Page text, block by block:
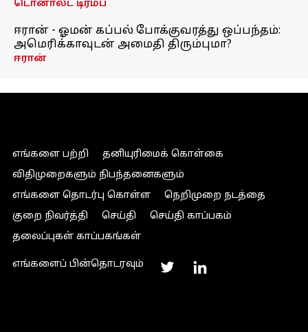
டொனால்ட் டிரம்ப்
ஈரான் - ஓமன் கப்பல் போக்குவரத்து ஒப்பந்தம்:
அமெரிக்காவுடன் அமைதி திரும்புமா?
ஈரான்
எங்களை பற்றி
தனியுரிமைக் கொள்கை
விதிமுறைகளும் நிபந்தனைகளும்
எங்களை தொடர்பு கொள்ள
நெறிமுறை நடத்தை
குறை நிவர்த்தி
செய்தி
செய்தி காப்பகம்
தலைப்புகள் காப்பகங்கள்
எங்களைப் பின்தொடரவும்